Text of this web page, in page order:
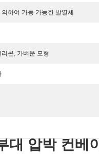
하여 가동 가능한 발열체
콘, 가벼운 모형
압박 컨베